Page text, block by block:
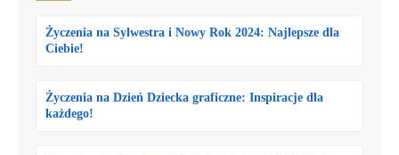
Życzenia na Sylwestra i Nowy Rok 2024: Najlepsze dla
Ciebie!
Życzenia na Dzień Dziecka graficzne: Inspiracje dla
każdego!